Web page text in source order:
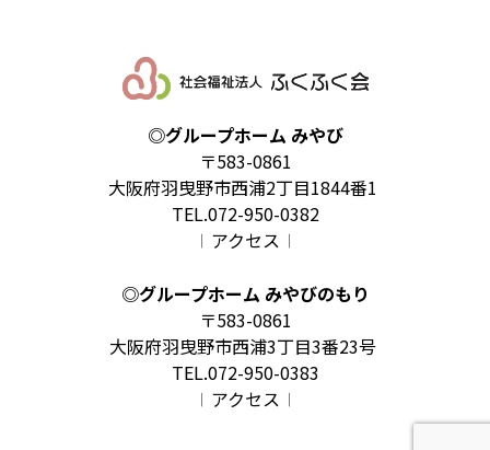
◎グループホーム みやび
〒583-0861
大阪府羽曳野市西浦2丁目1844番1
TEL.072-950-0382
𝄀 アクセス 𝄀
◎グループホーム みやびのもり
〒583-0861
大阪府羽曳野市西浦3丁目3番23号
TEL.072-950-0383
𝄀 アクセス 𝄀